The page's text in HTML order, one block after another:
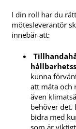
I din roll har du
mötesleverantör
innebär att:
kunna
att mäta och
även
behöver det.
bidra med